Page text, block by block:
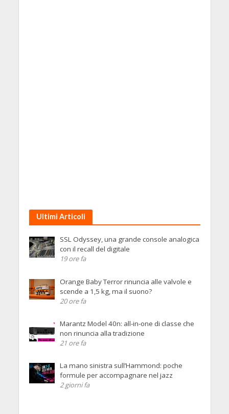
Ultimi Articoli
SSL Odyssey, una grande console analogica
con il recall del digitale
19 ore fa
Orange Baby Terror rinuncia alle valvole e
scende a 1,5 kg, ma il suono?
20 ore fa
Marantz Model 40n: all-in-one di classe che
non rinuncia alla tradizione
21 ore fa
La mano sinistra sull’Hammond: poche
formule per accompagnare nel jazz
2 giorni fa